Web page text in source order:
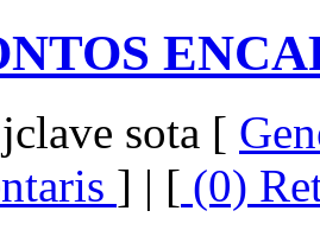
sota [
] | [ (0)